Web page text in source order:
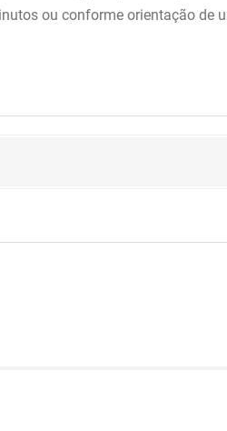
ou conforme orientação de